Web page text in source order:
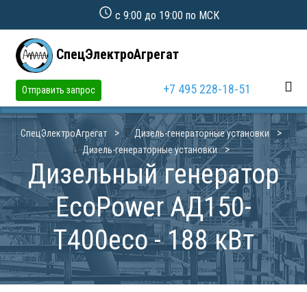
с 9:00 до 19:00 по МСК
СпецЭлектроАгрегат
Отправить запрос +7 495 228-18-51
СпецЭлектроАгрегат
Дизель-генераторные установки
Дизель-генераторные установки
Дизельный генератор
EcoPower АД150-
T400eco - 188 кВт